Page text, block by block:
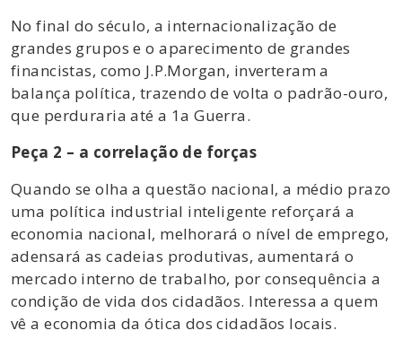
No final do século, a internacionalização de
grandes grupos e o aparecimento de grandes
financistas, como J.P.Morgan, inverteram a
balança política, trazendo de volta o padrão-ouro,
que perduraria até a 1a Guerra.
Peça 2 – a correlação de forças
Quando se olha a questão nacional, a médio prazo
uma política industrial inteligente reforçará a
economia nacional, melhorará o nível de emprego,
adensará as cadeias produtivas, aumentará o
mercado interno de trabalho, por consequência a
condição de vida dos cidadãos. Interessa a quem
vê a economia da ótica dos cidadãos locais.